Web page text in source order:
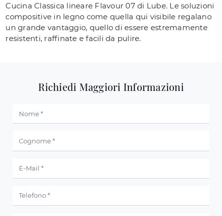
Cucina Classica lineare Flavour 07 di Lube. Le soluzioni
compositive in legno come quella qui visibile regalano
un grande vantaggio, quello di essere estremamente
resistenti, raffinate e facili da pulire.
Richiedi Maggiori Informazioni